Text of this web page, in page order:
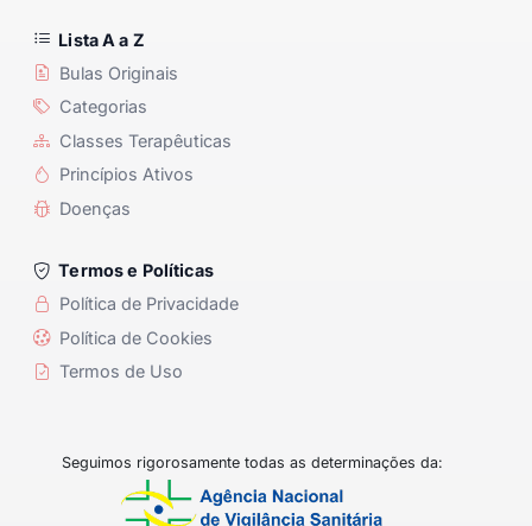
Lista A a Z
Bulas Originais
Categorias
Classes Terapêuticas
Princípios Ativos
Doenças
Termos e Políticas
Política de Privacidade
Política de Cookies
Termos de Uso
Seguimos rigorosamente todas as determinações da: